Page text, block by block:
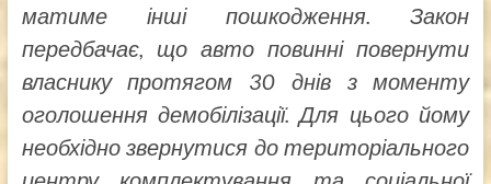
матиме інші пошкодження. Закон
передбачає, що авто повинні повернути
власнику протягом 30 днів з моменту
оголошення демобілізації. Для цього йому
необхідно звернутися до територіального